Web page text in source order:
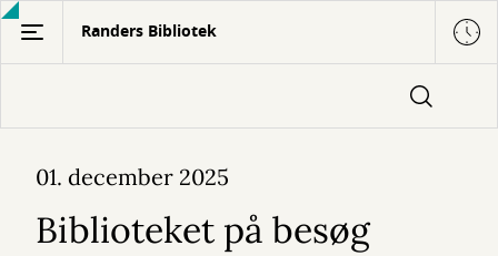
Gå
hovedindhold
Randers Bibliotek
besøg
01. december 2025
Biblioteket på besøg